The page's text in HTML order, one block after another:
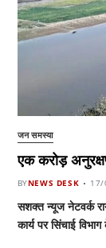
जन समस्या
एक करोड़
BYNEWS DESK
सशक्त न्यूज नेटवर्क
कार्य पर सिंचाई